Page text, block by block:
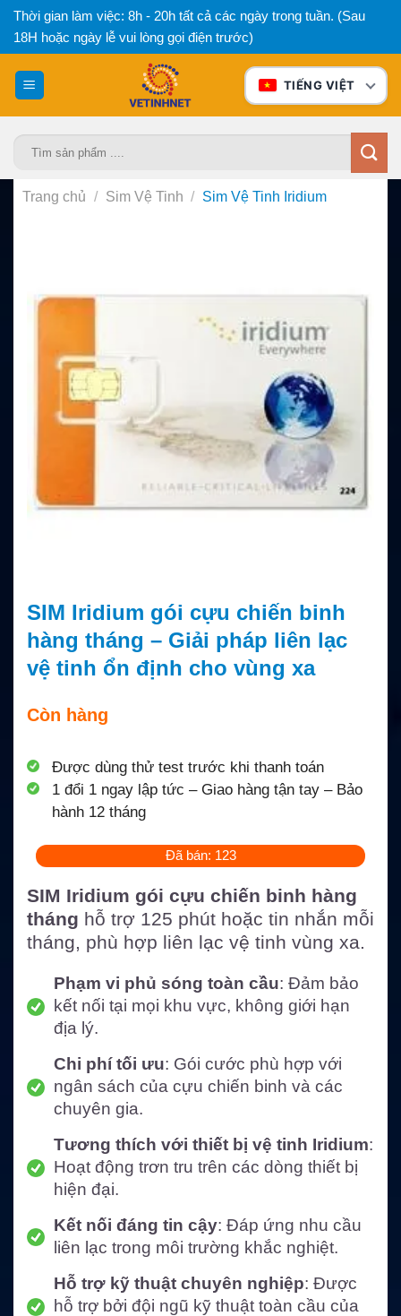
Bỏ
qua
nội
dung
Thời gian làm việc: 8h - 20h tất cả các ngày trong tuần. (Sau
18H hoặc ngày lễ vui lòng gọi điện trước)
TIẾNG VIỆT
Trang chủ / Sim Vệ Tinh / Sim Vệ Tinh Iridium
SIM Iridium gói cựu chiến binh
hàng tháng – Giải pháp liên lạc
vệ tinh ổn định cho vùng xa
Còn hàng
Được dùng thử test trước khi thanh toán
1 đổi 1 ngay lập tức – Giao hàng tận tay – Bảo
hành 12 tháng
Đã bán: 123
SIM Iridium gói cựu chiến binh hàng
tháng hỗ trợ 125 phút hoặc tin nhắn mỗi
tháng, phù hợp liên lạc vệ tinh vùng xa.
Phạm vi phủ sóng toàn cầu: Đảm bảo
kết nối tại mọi khu vực, không giới hạn
địa lý.
Chi phí tối ưu: Gói cước phù hợp với
ngân sách của cựu chiến binh và các
chuyên gia.
Tương thích với thiết bị vệ tinh Iridium:
Hoạt động trơn tru trên các dòng thiết bị
hiện đại.
Kết nối đáng tin cậy: Đáp ứng nhu cầu
liên lạc trong môi trường khắc nghiệt.
Hỗ trợ kỹ thuật chuyên nghiệp: Được
hỗ trợ bởi đội ngũ kỹ thuật toàn cầu của